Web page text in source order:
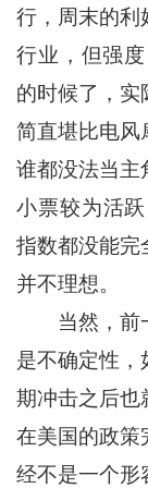
行，周末的利
行业，但强
的时候了，实
简直堪比电风
谁都没法当主
小票较为活
指数都没能完
并不理想。
当然，前一
是不确定性，
期冲击之后也
在美国的政策
经不是一个形